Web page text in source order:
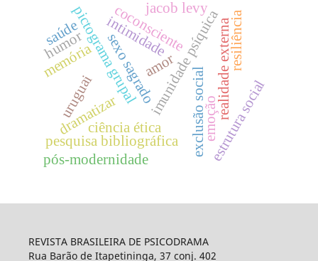
exclusão social
imunidade psíquica
pictograma grupal
dramatizar realidade externa
estrutura social
pesquisa bibliográfica
amor
intimidade
pós-modernidade
resiliência
saúde coconsciente
ciência ética
uruguai
memória
emoção
jacob levy
sexo sagrado
humor
REVISTA BRASILEIRA DE PSICODRAMA
Rua Barão de Itapetininga, 37 conj. 402